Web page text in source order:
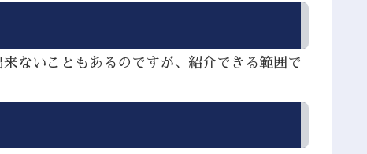
ないこともあるのですが、紹介できる範囲で